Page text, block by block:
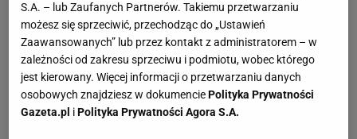
Te dywany są porządne jak za dawnych lato.
Piękne wzory, a ceny? Nawet mniej niż 50 zł
Edukacja domowa nie dla każdego. Jak
rozpoznać, że dziecko potrzebuje innego modelu
nauki?
S.A. – lub Zaufanych Partnerów. Takiemu przetwarzaniu
możesz się sprzeciwić, przechodząc do „Ustawień
Zaawansowanych” lub przez kontakt z administratorem – w
zależności od zakresu sprzeciwu i podmiotu, wobec którego
jest kierowany. Więcej informacji o przetwarzaniu danych
osobowych znajdziesz w dokumenciePolityka Prywatności
Gazeta.pl iPolityka Prywatności Agora S.A.